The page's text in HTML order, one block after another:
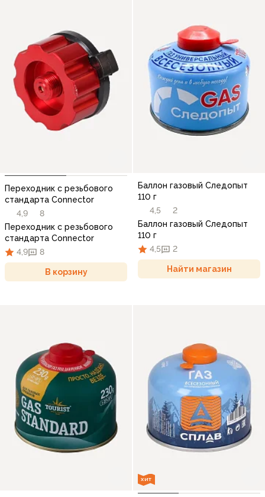
Переходник с резьбового
стандарта Connector
4,9
8
Переходник с резьбового
стандарта Connector
4,9
8
В корзину
Баллон газовый Следопыт
110 г
4,5
2
Баллон газовый Следопыт
110 г
4,5
2
Найти магазин
ХИТ